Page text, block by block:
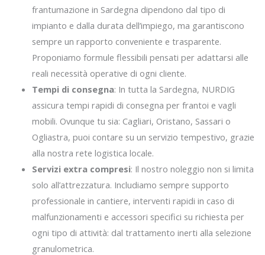
frantumazione in Sardegna dipendono dal tipo di
impianto e dalla durata dell’impiego, ma garantiscono
sempre un rapporto conveniente e trasparente.
Proponiamo formule flessibili pensati per adattarsi alle
reali necessità operative di ogni cliente.
Tempi di consegna: In tutta la Sardegna, NURDIG
assicura tempi rapidi di consegna per frantoi e vagli
mobili. Ovunque tu sia: Cagliari, Oristano, Sassari o
Ogliastra, puoi contare su un servizio tempestivo, grazie
alla nostra rete logistica locale.
Servizi extra compresi: Il nostro noleggio non si limita
solo all’attrezzatura. Includiamo sempre supporto
professionale in cantiere, interventi rapidi in caso di
malfunzionamenti e accessori specifici su richiesta per
ogni tipo di attività: dal trattamento inerti alla selezione
granulometrica.